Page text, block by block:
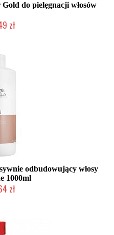
do pielęgnacji włosów
zł
odbudowujący włosy
1000ml
zł